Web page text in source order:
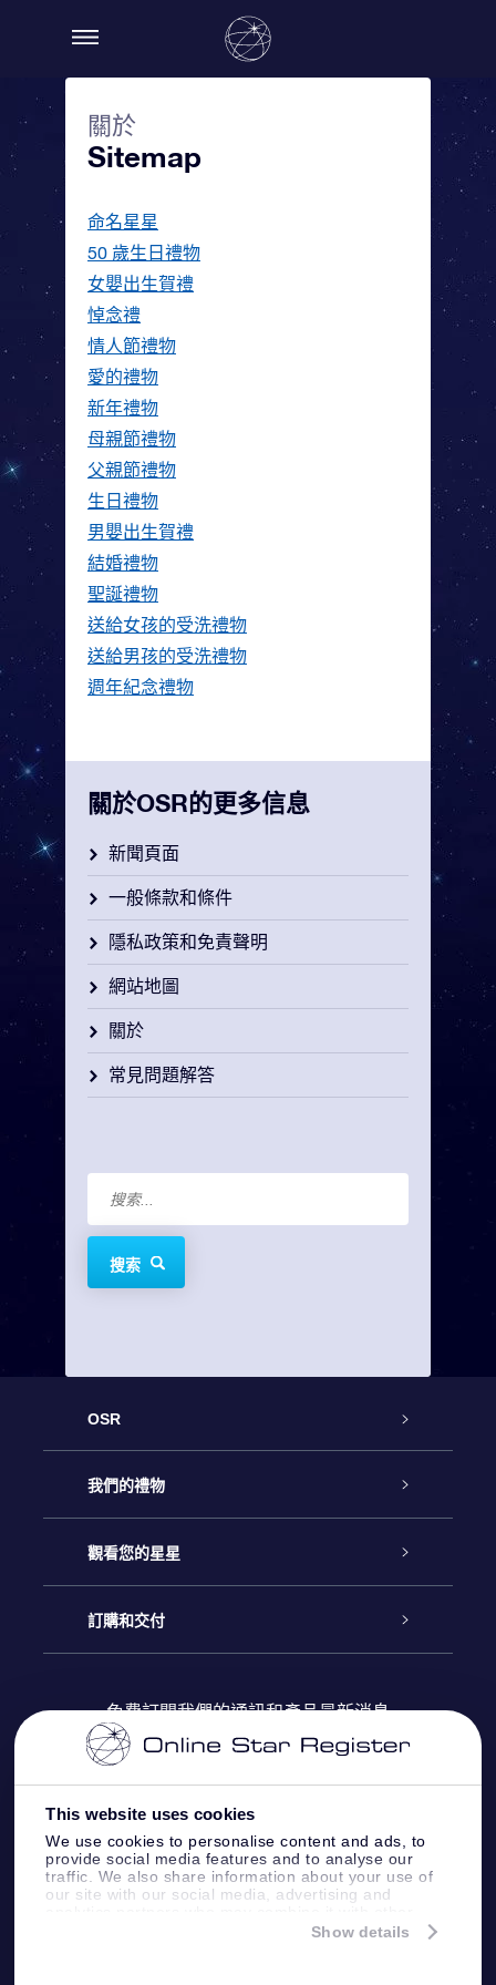
This website uses cookies
We use cookies to personalise content and ads, to
provide social media features and to analyse our
traffic. We also share information about your use of
our site with our social media, advertising and
information that you’ve provided to them or that
Show details
關於
Sitemap
命名星星
50 歲生日禮物
女嬰出生賀禮
悼念禮
情人節禮物
愛的禮物
新年禮物
母親節禮物
父親節禮物
生日禮物
男嬰出生賀禮
結婚禮物
聖誕禮物
送給女孩的受洗禮物
送給男孩的受洗禮物
週年紀念禮物
關於OSR的更多信息
新聞頁面
一般條款和條件
隱私政策和免責聲明
網站地圖
關於
常見問題解答
搜索
OSR
客戶服務
聯繫我們
博客
評論
我們的禮物
Online Star禮物
OSR禮物包
OSR 禮物卡
公司禮品
觀看您的星星
星星注册
個性化的Star Page
One Million Stars
OSR Starsaver
訂購和交付
付款資訊
配送信息
退貨政策
免費訂閱我們的通訊和產品最新消息